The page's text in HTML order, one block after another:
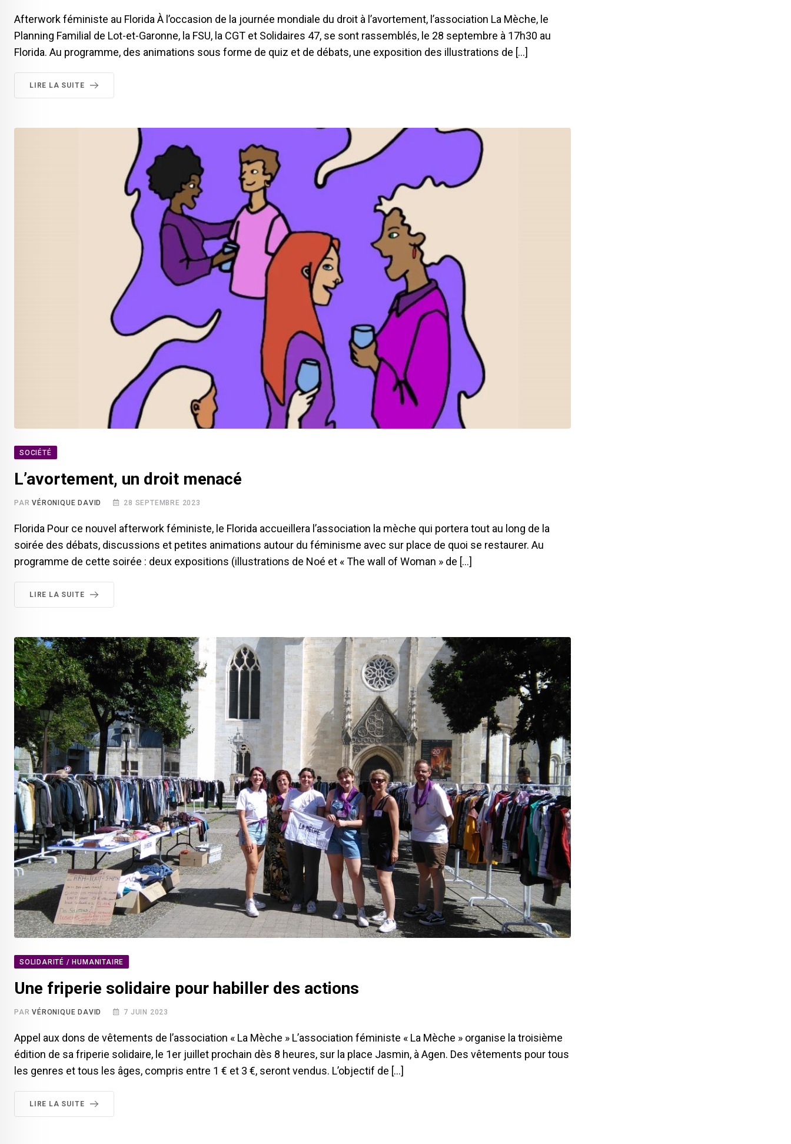
Afterwork féministe au Florida À l’occasion de la journée mondiale du droit à l’avortement, l’association La Mèche, le
Planning Familial de Lot-et-Garonne, la FSU, la CGT et Solidaires 47, se sont rassemblés, le 28 septembre à 17h30 au
Florida. Au programme, des animations sous forme de quiz et de débats, une exposition des illustrations de […]
LIRE LA SUITE
SOCIÉTÉ
L’avortement, un droit menacé
PARVÉRONIQUE DAVID 28 SEPTEMBRE 2023
Florida Pour ce nouvel afterwork féministe, le Florida accueillera l’association la mèche qui portera tout au long de la
soirée des débats, discussions et petites animations autour du féminisme avec sur place de quoi se restaurer. Au
programme de cette soirée : deux expositions (illustrations de Noé et « The wall of Woman » de […]
LIRE LA SUITE
SOLIDARITÉ / HUMANITAIRE
Une friperie solidaire pour habiller des actions
PARVÉRONIQUE DAVID 7 JUIN 2023
Appel aux dons de vêtements de l’association « La Mèche » L’association féministe « La Mèche » organise la troisième
édition de sa friperie solidaire, le 1er juillet prochain dès 8 heures, sur la place Jasmin, à Agen. Des vêtements pour tous
les genres et tous les âges, compris entre 1 € et 3 €, seront vendus. L’objectif de […]
LIRE LA SUITE